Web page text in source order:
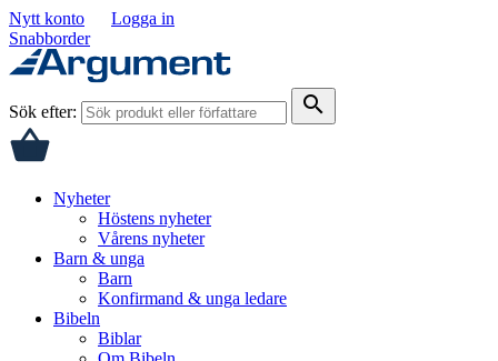
Nytt konto
Logga in
Snabborder
Sök efter: search
Nyheter
Höstens nyheter
Vårens nyheter
Barn & unga
Barn
Konfirmand & unga ledare
Bibeln
Biblar